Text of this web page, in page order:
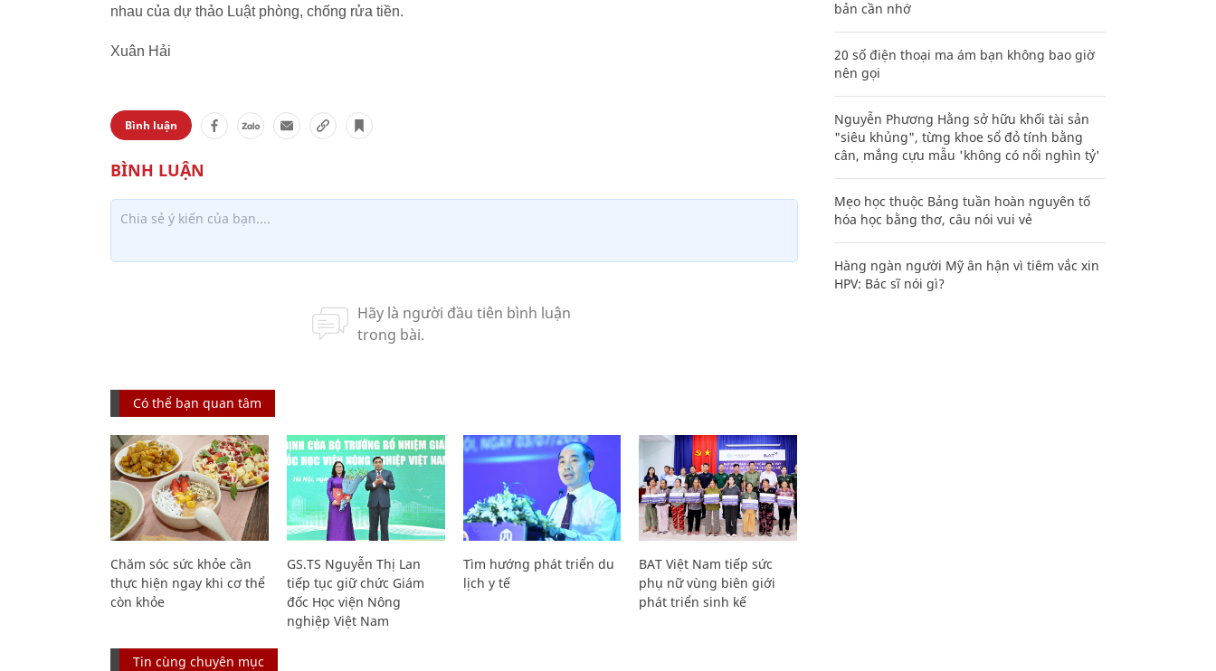
nhau của dự thảo Luật phòng, chống rửa tiền.
Xuân Hải
Bình luận
Có thể bạn quan tâm
Chăm sóc sức khỏe cần
thực hiện ngay khi cơ thể
còn khỏe
GS.TS Nguyễn Thị Lan
tiếp tục giữ chức Giám
đốc Học viện Nông
nghiệp Việt Nam
Tìm hướng phát triển du
lịch y tế
BAT Việt Nam tiếp sức
phụ nữ vùng biên giới
phát triển sinh kế
Tin cùng chuyên mục
bản cần nhớ
20 số điện thoại ma ám bạn không bao giờ
nên gọi
Nguyễn Phương Hằng sở hữu khối tài sản
"siêu khủng", từng khoe sổ đỏ tính bằng
cân, mắng cựu mẫu 'không có nổi nghìn tỷ'
Mẹo học thuộc Bảng tuần hoàn nguyên tố
hóa học bằng thơ, câu nói vui vẻ
Hàng ngàn người Mỹ ân hận vì tiêm vắc xin
HPV: Bác sĩ nói gì?